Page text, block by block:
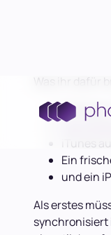
Was ihr dafür
Das
iTunes
Ein
und ein
Als erstes
synchronisiert